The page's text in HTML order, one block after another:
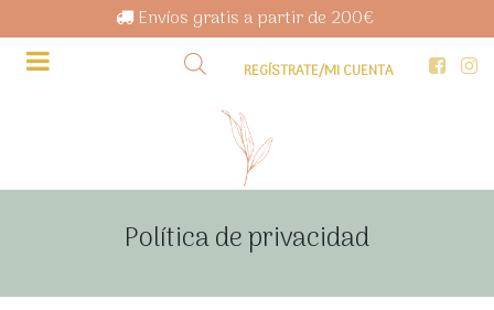
Envíos gratis a partir de 200€
REGÍSTRATE/MI CUENTA
Política de privacidad